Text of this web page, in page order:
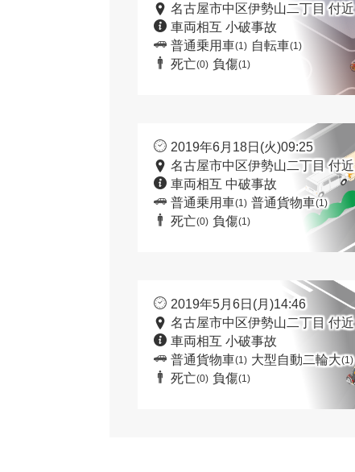
名古屋市中区伊勢山二丁目 付近
車両相互 小破事故
普通乗用車(1) 自転車(1)
死亡(0) 負傷(1)
2019年6月18日(火)09:25
名古屋市中区伊勢山二丁目 付近
車両相互 中破事故
普通乗用車(1) 普通貨物車(1)
死亡(0) 負傷(1)
2019年5月6日(月)14:46
名古屋市中区伊勢山二丁目 付近
車両相互 小破事故
普通貨物車(1) 大型自動二輪大(1)
死亡(0) 負傷(1)